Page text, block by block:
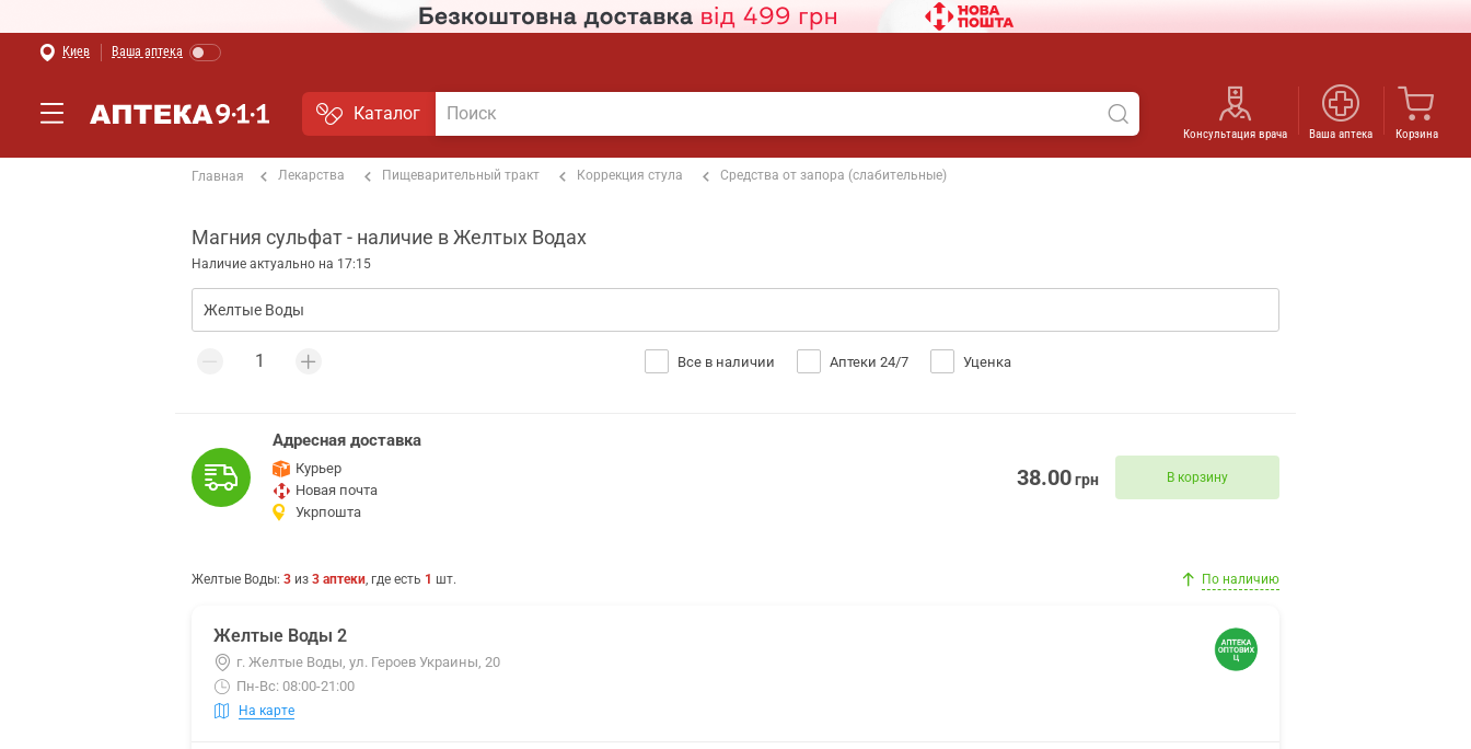
Киев Ваша аптека
Каталог
Консультация врача Ваша аптека Корзина
Главная Лекарства Пищеварительный тракт Коррекция стула Средства от запора (слабительные)
Магния сульфат - наличие в Желтых Водах
Наличие актуально на 17:15
Все в наличии Аптеки 24/7 Уценка
Адресная доставка
Курьер
Новая почта
Укрпошта
38.00грн В корзину
Желтые Воды: 3 из 3 аптеки, где есть 1 шт. По наличию
Желтые Воды 2
г. Желтые Воды, ул. Героев Украины, 20
Пн-Вс: 08:00-21:00
На карте